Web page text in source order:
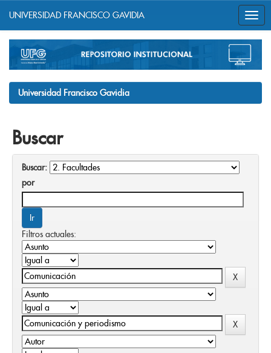
navigation
UNIVERSIDAD FRANCISCO GAVIDIA
Universidad Francisco Gavidia
Buscar
Buscar:
por
Filtros actuales: